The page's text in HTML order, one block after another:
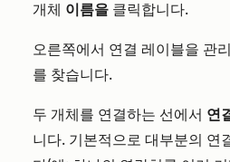
개체 이름을 클릭합니다.
오른쪽에서 연결 레이블을 관
를 찾습니다.
두 개체를 연결하는 선에서 연
니다. 기본적으로 대부분의 연